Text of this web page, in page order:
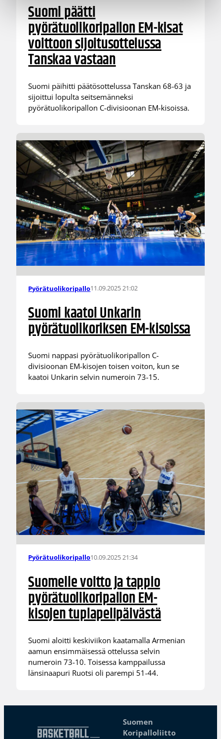
Suomi päätti
pyörätuolikoripallon EM-kisat
voittoon sijoitusottelussa
Tanskaa vastaan
Suomi päihitti päätösottelussa Tanskan 68-63 ja
sijoittui lopulta seitsemänneksi
pyörätuolikoripallon C-divisioonan EM-kisoissa.
Pyörätuolikoripallo11.09.2025 21:02
Suomi kaatoi Unkarin
pyörätuolikoriksen EM-kisoissa
Suomi nappasi pyörätuolikoripallon C-
divisioonan EM-kisojen toisen voiton, kun se
kaatoi Unkarin selvin numeroin 73-15.
Pyörätuolikoripallo10.09.2025 21:34
Suomelle voitto ja tappio
pyörätuolikoripallon EM-
kisojen tuplapelipäivästä
Suomi aloitti keskiviikon kaatamalla Armenian
aamun ensimmäisessä ottelussa selvin
numeroin 73-10. Toisessa kamppailussa
länsinaapuri Ruotsi oli parempi 51-44.
Suomen
Koripalloliitto